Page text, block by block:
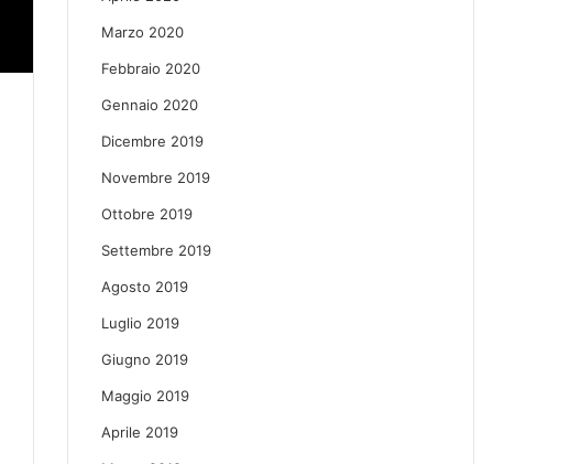
Marzo 2020
Febbraio 2020
Gennaio 2020
Dicembre 2019
Novembre 2019
Ottobre 2019
Settembre 2019
Agosto 2019
Luglio 2019
Giugno 2019
Maggio 2019
Aprile 2019